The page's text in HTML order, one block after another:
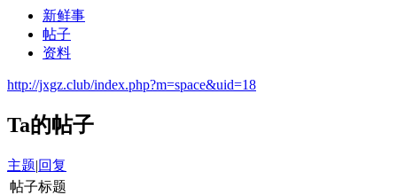
新鲜事
帖子
资料
http://jxgz.club/index.php?m=space&uid=18
Ta的帖子
主题|回复
帖子标题